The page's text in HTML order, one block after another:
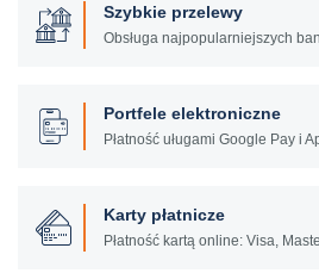
Szybkie przelewy
Obsługa najpopularniejszych
Portfele elektroniczne
Płatność uługami Google Pay i
Karty płatnicze
Płatność kartą online: Visa,